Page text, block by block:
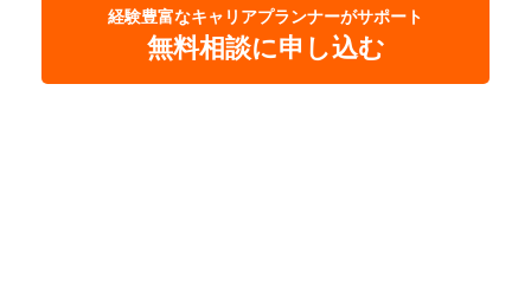
経験豊富なキャリアプランナーがサポート
無料相談に申し込む